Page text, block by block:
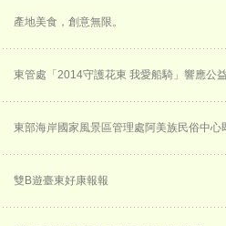
產地美食，創意無限。
東管處「2014守護花東 我愛船騎」響應公
東部海岸國家風景區管理處阿美族民俗中
雙B遊臺東好康報報